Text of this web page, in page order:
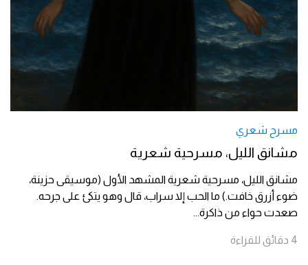
مسرح شعري
مشانق الليل، مسرحية شعرية
مشانق الليل، مسرحية شعرية المشهد الأول (موسيقى حزينة،
ضوء أزرق خافت.) ما الحب إلا سراب، قال وهو يتكئ على جرحه.
صعدت حواء من ذاكرة...
4 دقائق للقراءة